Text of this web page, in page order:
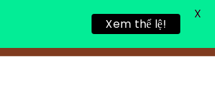
Xem thể lệ!
X